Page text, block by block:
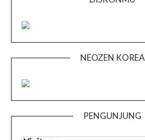
NEOZEN KOREA
PENGUNJUNG